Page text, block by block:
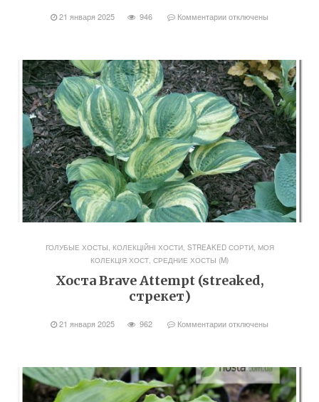
21 января 2025 946 Комментарииотключены
ГОЛУБЫЕ ХОСТЫ КОЛЕКЦІЙНІ ХОСТИ, STREAKED СОРТИ, МОЯ
КОЛЕКЦІЯ ХОСТ СРЕДНИЕ ХОСТЫ (M)
Хоста Brave Attempt (streaked,
стрекет)
21 января 2025 962 Комментарииотключены